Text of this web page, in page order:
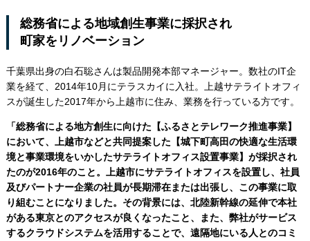
総務省による地域創生事業に採択され
町家をリノベーション
千葉県出身の白石聡さんは製品開発本部マネージャー。数社のIT企
業を経て、2014年10月にテラスカイに入社。上越サテライトオフィ
スが誕生した2017年から上越市に住み、業務を行っている方です。
「総務省による地方創生に向けた【ふるさとテレワーク推進事業】
において、上越市などと共同提案した【城下町高田の快適な生活環
境と事業環境をいかしたサテライトオフィス設置事業】が採択され
たのが2016年のこと。上越市にサテライトオフィスを設置し、社員
及びパートナー企業の社員が長期滞在または出張し、この事業に取
り組むことになりました。 その背景には、北陸新幹線の延伸で本社
がある東京とのアクセスが良くなったこと、また、弊社がサービス
するクラウドシステムを活用することで、遠隔地にいる人とのコミ